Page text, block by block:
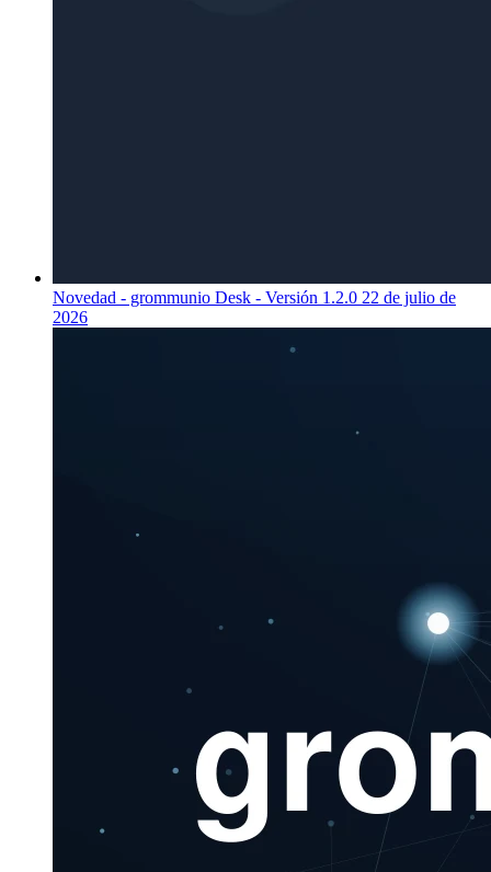
Novedad - grommunio Desk - Versión 1.2.0 22 de julio de
2026